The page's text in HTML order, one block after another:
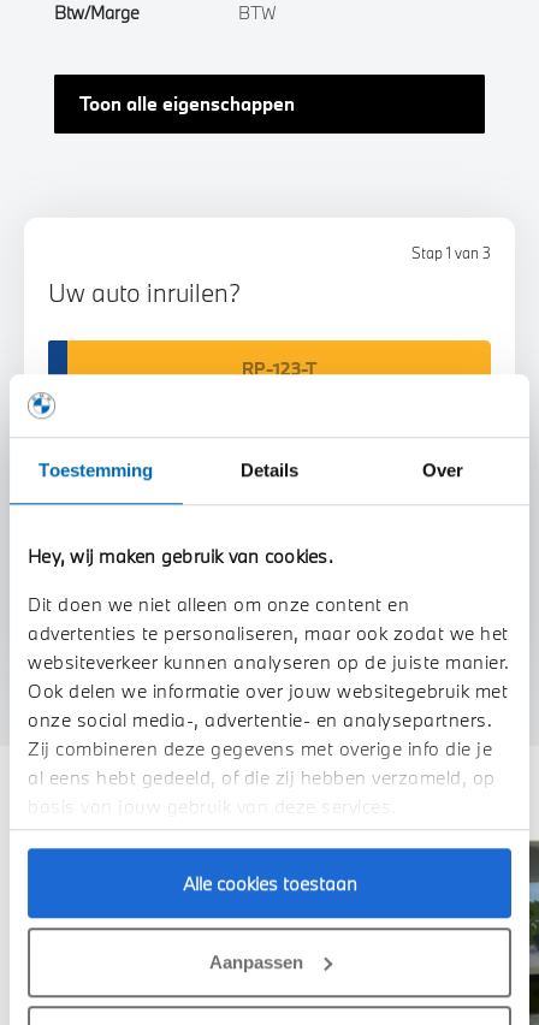
Toestemming Details Over
Hey, wij maken gebruik van cookies.
Dit doen we niet alleen om onze content en
advertenties te personaliseren, maar ook zodat we het
websiteverkeer kunnen analyseren op de juiste manier.
Ook delen we informatie over jouw websitegebruik met
onze social media-, advertentie- en analysepartners.
Zij combineren deze gegevens met overige info die je
al eens hebt gedeeld, of die zij hebben verzameld, op
basis van jouw gebruik van deze services.
Alle cookies toestaan
Aanpassen
Stap 1 van 3
Uw auto inruilen?
U vertelt meer over uw auto
We verrekenen de waarde van uw auto
Btw/Marge BTW
Toon alle eigenschappen
Deze zijn vergelijkbaar